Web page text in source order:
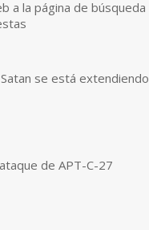
a la página de búsqueda
se está extendiendo
de APT-C-27